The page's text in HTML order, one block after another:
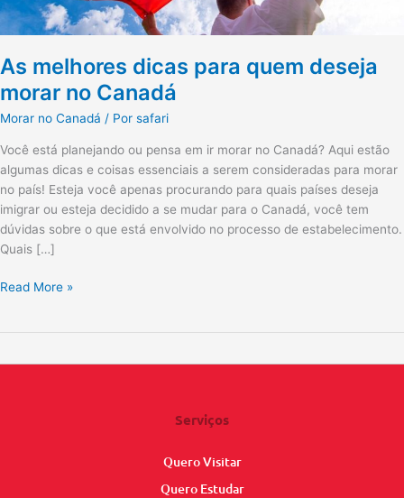
As melhores dicas para quem deseja
morar no Canadá
Morar no Canadá / Por safari
Você está planejando ou pensa em ir morar no Canadá? Aqui estão
algumas dicas e coisas essenciais a serem consideradas para morar
no país! Esteja você apenas procurando para quais países deseja
imigrar ou esteja decidido a se mudar para o Canadá, você tem
dúvidas sobre o que está envolvido no processo de estabelecimento.
Quais […]
Read More »
Serviços
Quero Visitar
Quero Estudar